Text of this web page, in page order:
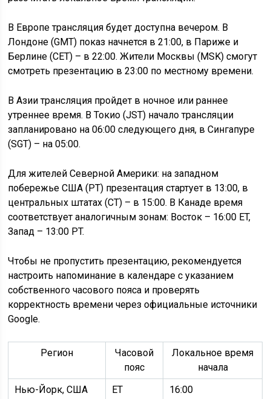
В Европе трансляция будет доступна вечером. В
Лондоне (GMT) показ начнется в 21:00, в Париже и
Берлине (CET) – в 22:00. Жители Москвы (MSK) смогут
смотреть презентацию в 23:00 по местному времени.
В Азии трансляция пройдет в ночное или раннее
утреннее время. В Токио (JST) начало трансляции
запланировано на 06:00 следующего дня, в Сингапуре
(SGT) – на 05:00.
Для жителей Северной Америки: на западном
побережье США (PT) презентация стартует в 13:00, в
центральных штатах (CT) – в 15:00. В Канаде время
соответствует аналогичным зонам: Восток – 16:00 ET,
Запад – 13:00 PT.
Чтобы не пропустить презентацию, рекомендуется
настроить напоминание в календаре с указанием
собственного часового пояса и проверять
корректность времени через официальные источники
Google.
Регион
Часовой
пояс
Локальное время
начала
Нью-Йорк, США
ET
16:00